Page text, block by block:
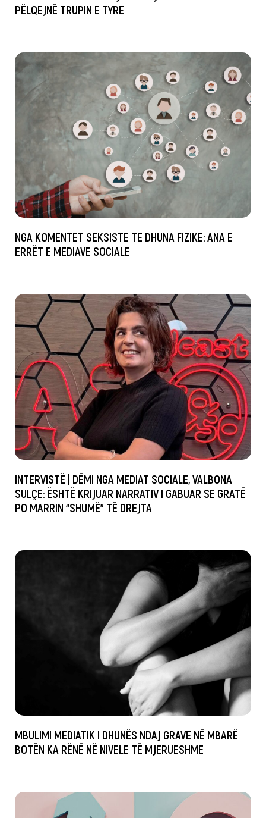
PËLQEJNË TRUPIN E TYRE
NGA KOMENTET SEKSISTE TE DHUNA FIZIKE: ANA E
ERRËT E MEDIAVE SOCIALE
INTERVISTË | DËMI NGA MEDIAT SOCIALE, VALBONA
SULÇE: ËSHTË KRIJUAR NARRATIV I GABUAR SE GRATË
PO MARRIN “SHUMË” TË DREJTA
MBULIMI MEDIATIK I DHUNËS NDAJ GRAVE NË MBARË
BOTËN KA RËNË NË NIVELE TË MJERUESHME